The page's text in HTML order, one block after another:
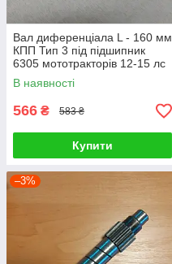
Вал диференціала L - 160 мм
КПП Тип 3 під підшипник
6305 мототракторів 12-15 лс
В наявності
566 ₴ 583 ₴
Купити
–3%